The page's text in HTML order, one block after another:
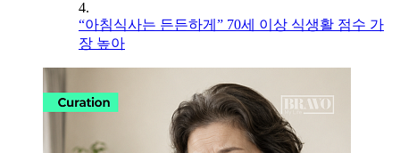
4.
“아침식사는 든든하게” 70세 이상 식생활 점수 가
장 높아